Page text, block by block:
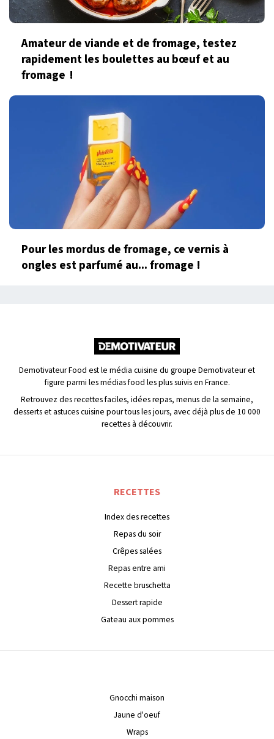
Amateur de viande et de fromage, testez
rapidement les boulettes au bœuf et au
fromage !
Pour les mordus de fromage, ce vernis à
ongles est parfumé au... fromage !
Demotivateur Food est le média cuisine du groupe Demotivateur et
figure parmi les médias food les plus suivis en France.
Retrouvez des recettes faciles, idées repas, menus de la semaine,
desserts et astuces cuisine pour tous les jours, avec déjà plus de 10 000
recettes à découvrir.
RECETTES
Index des recettes
Repas du soir
Crêpes salées
Repas entre ami
Recette bruschetta
Dessert rapide
Gateau aux pommes
Gnocchi maison
Jaune d'oeuf
Wraps